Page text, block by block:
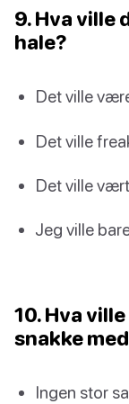
9. Hva ville
hale?
Det ville
Det ville
Det ville
Jeg ville
10. Hva
snakke
Ingen stor